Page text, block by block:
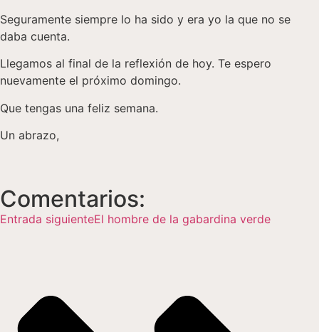
Seguramente siempre lo ha sido y era yo la que no se
daba cuenta.
Llegamos al final de la reflexión de hoy. Te espero
nuevamente el próximo domingo.
Que tengas una feliz semana.
Un abrazo,
Comentarios:
Entrada siguienteEl hombre de la gabardina verde